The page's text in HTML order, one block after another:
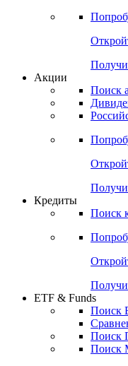
Акции
Поиск
Кредиты
Поиск
ETF & Funds
Поиск
Поиск
Поиск